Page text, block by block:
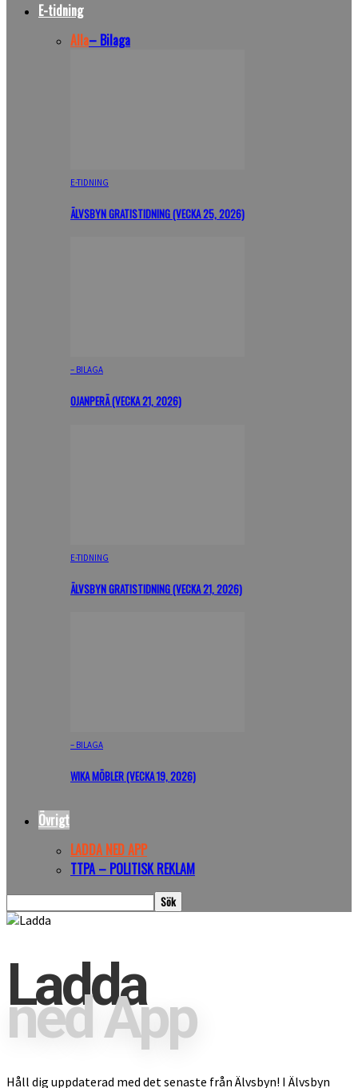
E-tidning
Alla– Bilaga
E-TIDNING
ÄLVSBYN GRATISTIDNING (VECKA 25, 2026)
– BILAGA
OJANPERÄ (VECKA 21, 2026)
E-TIDNING
ÄLVSBYN GRATISTIDNING (VECKA 21, 2026)
– BILAGA
WIKA MÖBLER (VECKA 19, 2026)
Övrigt
LADDA NED APP
TTPA – POLITISK REKLAM
Ladda
ned App
Håll dig uppdaterad med det senaste från Älvsbyn! I Älvsbyn